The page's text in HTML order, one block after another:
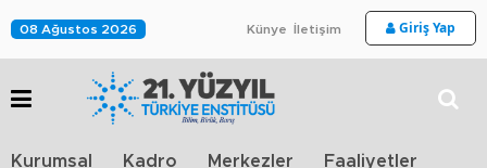
08 Ağustos 2026 Künye İletişim Giriş Yap
Kurumsal Kadro Merkezler Faaliyetler